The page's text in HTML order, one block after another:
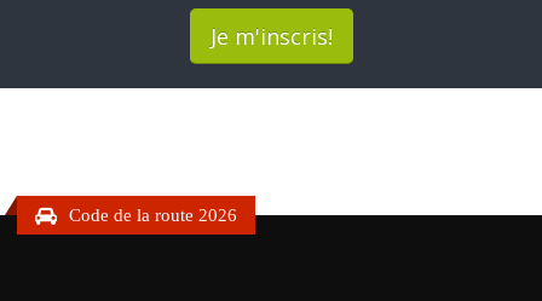
Je m'inscris!
Code de la route 2026